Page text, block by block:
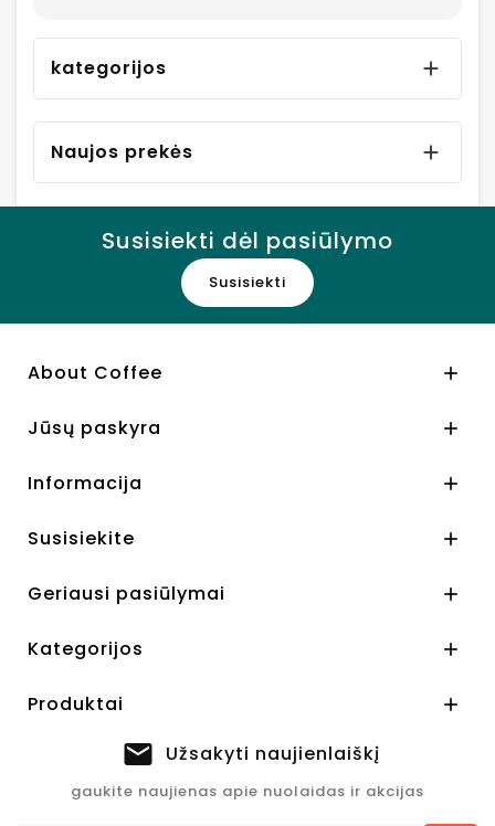
kategorijos 
Naujos prekės 
Susisiekti dėl pasiūlymo
Susisiekti
About Coffee 
Jūsų paskyra 
Informacija 
Susisiekite 
Geriausi pasiūlymai 
Kategorijos 
Produktai 
Užsakyti naujienlaiškį
gaukite naujienas apie nuolaidas ir akcijas